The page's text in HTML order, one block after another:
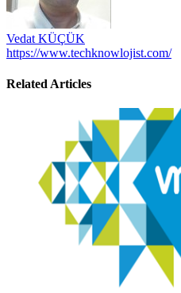
Vedat KÜÇÜK
https://www.techknowlojist.com/
Related Articles